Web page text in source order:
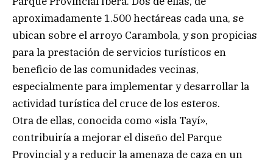
aproximadamente 1.500 hectáreas cada una, se
ubican sobre el arroyo Carambola, y son propicias
para la prestación de servicios turísticos en
beneficio de las comunidades vecinas,
especialmente para implementar y desarrollar la
actividad turística del cruce de los esteros.
Otra de ellas, conocida como «isla Tayí»,
contribuiría a mejorar el diseño del Parque
Provincial y a reducir la amenaza de caza en un